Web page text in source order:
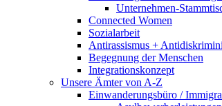
Unternehmen-
Connected Women
Sozialarbeit
Antirassismus +
Begegnung der Menschen
Integrationskonzept
Unsere Ämter von A-Z
Einwanderungsbüro /